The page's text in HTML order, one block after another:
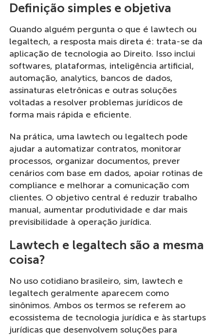
Definição simples e objetiva
Quando alguém pergunta o que é lawtech ou
legaltech, a resposta mais direta é: trata-se da
aplicação de tecnologia ao Direito. Isso inclui
softwares, plataformas, inteligência artificial,
automação, analytics, bancos de dados,
assinaturas eletrônicas e outras soluções
voltadas a resolver problemas jurídicos de
forma mais rápida e eficiente.
Na prática, uma lawtech ou legaltech pode
ajudar a automatizar contratos, monitorar
processos, organizar documentos, prever
cenários com base em dados, apoiar rotinas de
compliance e melhorar a comunicação com
clientes. O objetivo central é reduzir trabalho
manual, aumentar produtividade e dar mais
previsibilidade à operação jurídica.
Lawtech e legaltech são a mesma
coisa?
No uso cotidiano brasileiro, sim, lawtech e
legaltech geralmente aparecem como
sinônimos. Ambos os termos se referem ao
ecossistema de tecnologia jurídica e às startups
jurídicas que desenvolvem soluções para